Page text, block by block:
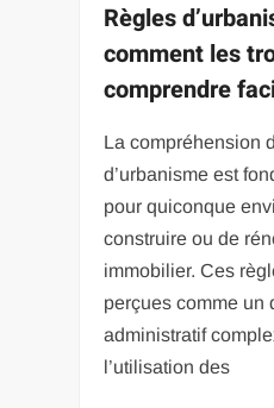
Règles
comment les
comprendre
La compréhension
d’urbanisme est
pour quiconque
construire ou de
immobilier. Ces
perçues comme un
administratif
l’utilisation des